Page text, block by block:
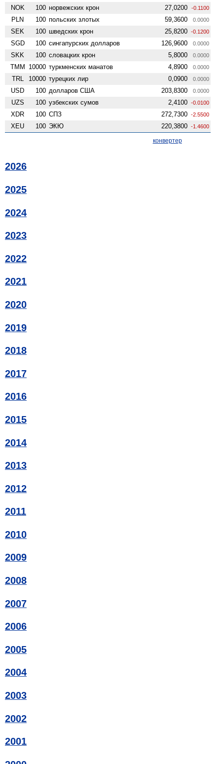
NOK 100 норвежских крон 27,0200 -0.1100
PLN 100 польских злотых 59,3600 0.0000
SEK 100 шведских крон 25,8200 -0.1200
SGD 100 сингапурских долларов 126,9600 0.0000
SKK 100 словацких крон 5,8000 0.0000
TMM 10000 туркменских манатов 4,8900 0.0000
TRL 10000 турецких лир 0,0900 0.0000
USD 100 долларов США 203,8300 0.0000
UZS 100 узбекских сумов 2,4100 -0.0100
XDR 100 СПЗ 272,7300 -2.5500
XEU 100 ЭКЮ 220,3800 -1.4600
конвертер
2026
2025
2024
2023
2022
2021
2020
2019
2018
2017
2016
2015
2014
2013
2012
2011
2010
2009
2008
2007
2006
2005
2004
2003
2002
2001